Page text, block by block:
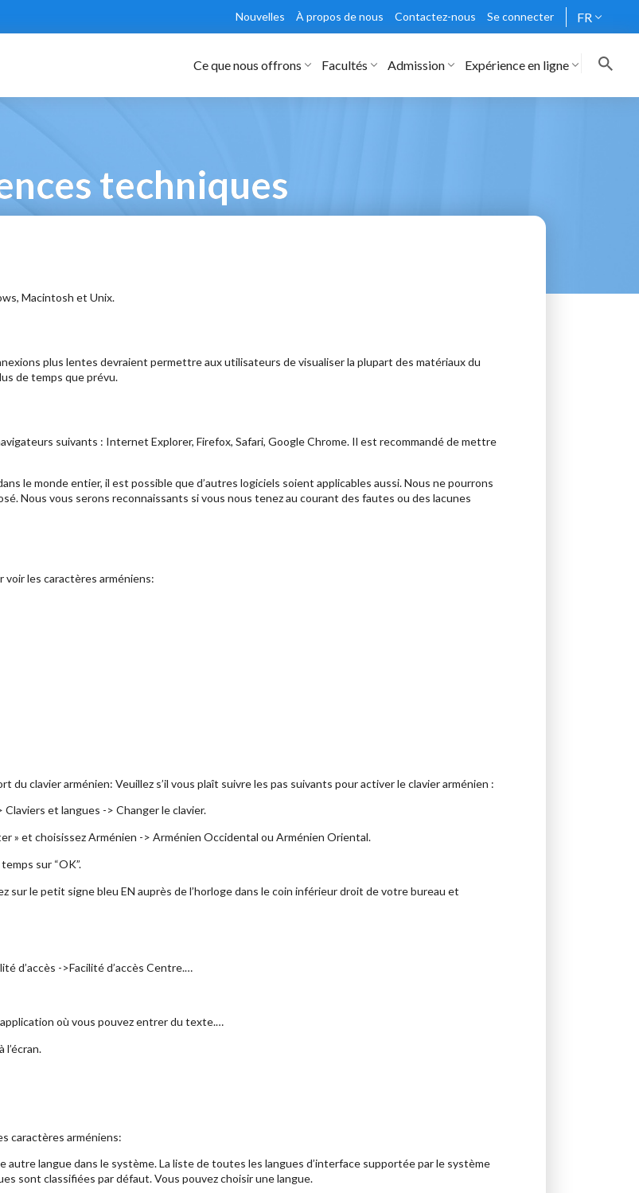
Nouvelles À propos de nous Contactez-nous Se connecter FR
Ce que nous offrons Facultés Admission Expérience en ligne
techniques
Macintosh et Unix.
plus lentes devraient permettre aux utilisateurs de visualiser la plupart des matériaux du
de temps que prévu.
suivants : Internet Explorer, Firefox, Safari, Google Chrome. Il est recommandé de mettre
le monde entier, il est possible que d’autres logiciels soient applicables aussi. Nous ne pourrons
Nous vous serons reconnaissants si vous nous tenez au courant des fautes ou des lacunes
les caractères arméniens:
du clavier arménien: Veuillez s’il vous plaît suivre les pas suivants pour activer le clavier arménien :
et langues -> Changer le clavier.
» et choisissez Arménien -> Arménien Occidental ou Arménien Oriental.
sur “OK”.
sur le petit signe bleu EN auprès de l’horloge dans le coin inférieur droit de votre bureau et
d’accès ->Facilité d’accès Centre.…
application où vous pouvez entrer du texte.…
caractères arméniens:
autre langue dans le système. La liste de toutes les langues d’interface supportée par le système
sont classifiées par défaut. Vous pouvez choisir une langue.